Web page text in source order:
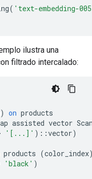
( 'text-embedding-
ilustra una
filtrado intercalado:
) on products
assisted vector
'[...]' )::vector)
products (color_index
'black' )